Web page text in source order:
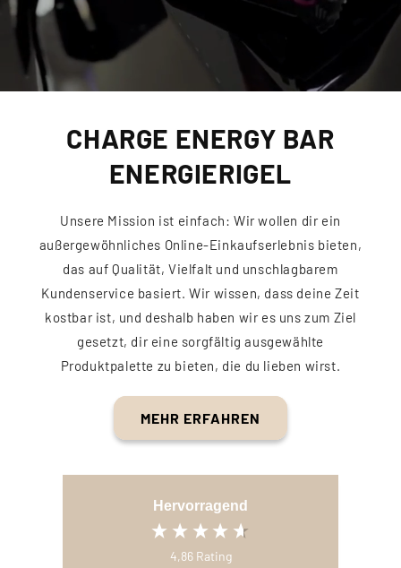
CHARGE ENERGY BAR
ENERGIERIGEL
Unsere Mission ist einfach: Wir wollen dir ein
außergewöhnliches Online-Einkaufserlebnis bieten,
das auf Qualität, Vielfalt und unschlagbarem
Kundenservice basiert. Wir wissen, dass deine Zeit
kostbar ist, und deshalb haben wir es uns zum Ziel
gesetzt, dir eine sorgfältig ausgewählte
Produktpalette zu bieten, die du lieben wirst.
MEHR ERFAHREN
Hervorragend
4,86 Rating